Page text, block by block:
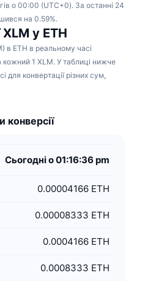
о 00:00 (UTC+0). За останні 24
на 0.59%.
XLM у ETH
в ETH в реальному часі
1 XLM. У таблиці нижче
для конвертації різних сум,
конверсії
Сьогодні о 01:16:36 pm
0.00004166 ETH
0.00008333 ETH
0.0004166 ETH
0.0008333 ETH